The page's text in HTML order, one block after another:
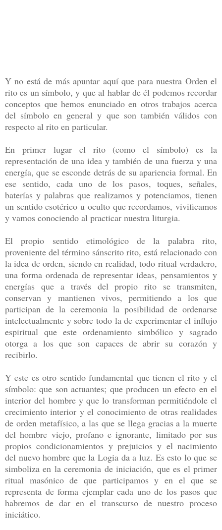
Y no está de más apuntar aquí que para nuestra Orden el
rito es un símbolo, y que al hablar de él podemos recordar
conceptos que hemos enunciado en otros trabajos acerca
del símbolo en general y que son también válidos con
respecto al rito en particular.
En primer lugar el rito (como el símbolo) es la
representación de una idea y también de una fuerza y una
energía, que se esconde detrás de su apariencia formal. En
ese sentido, cada uno de los pasos, toques, señales,
baterías y palabras que realizamos y potenciamos, tienen
un sentido esotérico u oculto que recordamos, vivificamos
y vamos conociendo al practicar nuestra liturgia.
El propio sentido etimológico de la palabra rito,
proveniente del término sánscrito rito, está relacionado con
la idea de orden, siendo en realidad, todo ritual verdadero,
una forma ordenada de representar ideas, pensamientos y
energías que a través del propio rito se transmiten,
conservan y mantienen vivos, permitiendo a los que
participan de la ceremonia la posibilidad de ordenarse
intelectualmente y sobre todo la de experimentar el influjo
espiritual que este ordenamiento simbólico y sagrado
otorga a los que son capaces de abrir su corazón y
recibirlo.
Y este es otro sentido fundamental que tienen el rito y el
símbolo: que son actuantes; que producen un efecto en el
interior del hombre y que lo transforman permitiéndole el
crecimiento interior y el conocimiento de otras realidades
de orden metafísico, a las que se llega gracias a la muerte
del hombre viejo, profano e ignorante, limitado por sus
propios condicionamientos y prejuicios y el nacimiento
del nuevo hombre que la Logia da a luz. Es esto lo que se
simboliza en la ceremonia de iniciación, que es el primer
ritual masónico de que participamos y en el que se
representa de forma ejemplar cada uno de los pasos que
habremos de dar en el transcurso de nuestro proceso
iniciático.